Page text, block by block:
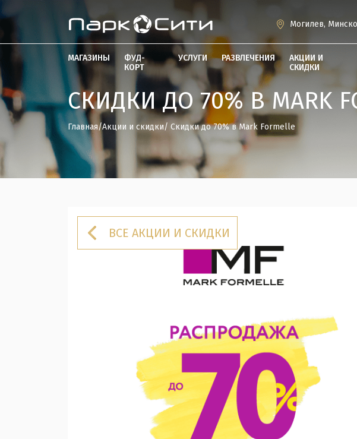
Могилев,
МАГАЗИНЫ
ФУД-
КОРТ
УСЛУГИ РАЗВЛЕЧЕНИЯ
АКЦИИ И
СКИДКИ
СКИДКИ ДО 70% В MARK
Главная/Акции и скидки/ Скидки до 70% в Mark Formelle
ВСЕ АКЦИИ И СКИДКИ